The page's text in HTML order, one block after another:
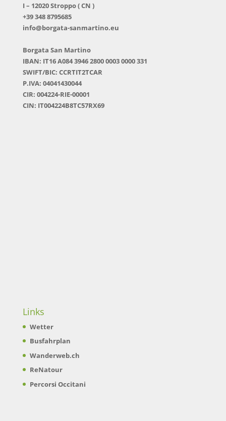
I – 12020 Stroppo ( CN )
+39 348 8795685
info@borgata-sanmartino.eu
Borgata San Martino
IBAN: IT16 A084 3946 2800 0003 0000 331
SWIFT/BIC: CCRTIT2TCAR
P.IVA: 04041430044
CIR: 004224-RIE-00001
CIN: IT004224B8TC57RX69
Links
Wetter
Busfahrplan
Wanderweb.ch
ReNatour
Percorsi Occitani